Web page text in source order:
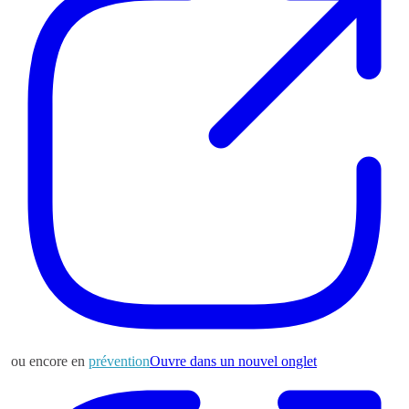
ou encore en préventionOuvre dans un nouvel onglet